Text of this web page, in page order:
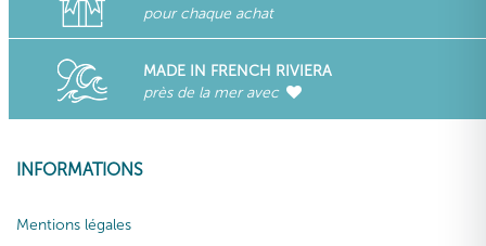
pour chaque achat
MADE IN FRENCH RIVIERA
près de la mer avec
INFORMATIONS
Mentions légales